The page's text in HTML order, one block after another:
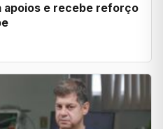
apoios e recebe reforço